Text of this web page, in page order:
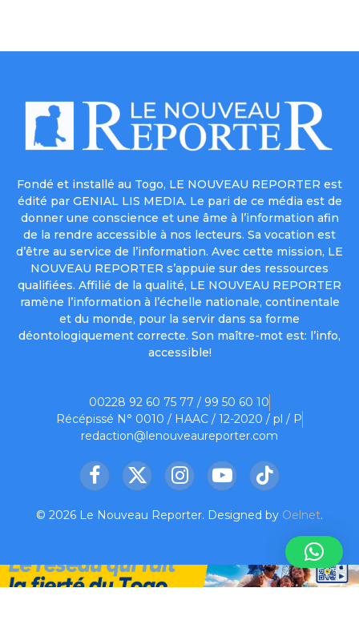
Fondé et installé au Togo, LE NOUVEAU REPORTER est
édité par GENIAL LIS MEDIA. Le pari de ce média est de
donner une conscience et une âme à l’information afin
de la rendre accessible à nos lecteurs. Sa vocation est
d’être au service de l’information. Avec cette mission, LE
NOUVEAU REPORTER s’appuie sur des ressources
qualifiées. Affilié de la qualité, LE NOUVEAU REPORTER
ramène l’information à l’échelle nationale, continentale
et du monde, pour la servir dans sa forme
déontologiquement correcte. Son maître-mot est: l’info,
accessible!
00228 92 60 75 77 / 99 50 60 10
Récépissé N° 0010 / HAAC / 12-2020 / pl / P
redaction@lenouveaureporter.com
Facebook
X
InstagramYouTubeTikTok
© 2026 Le Nouveau Reporter. Designed by Oelnet.